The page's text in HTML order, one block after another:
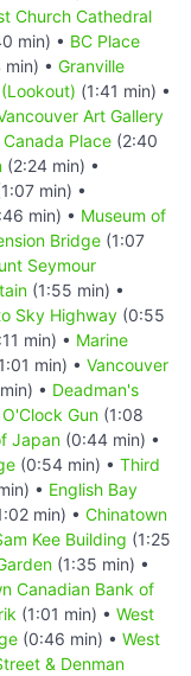
Church Cathedral
min) • BC Place
• Granville
(1:41 min) •
Art Gallery
Canada Place (2:40
(2:24 min) •
min) •
min) • Museum of
Bridge (1:07
Seymour
(1:55 min) •
Sky Highway (0:55
min) • Marine
min) • Vancouver
• Deadman's
Gun (1:08
Japan (0:44 min) •
(0:54 min) • Third
• English Bay
min) • Chinatown
Kee Building (1:25
(1:35 min) •
Canadian Bank of
(1:01 min) • West
(0:46 min) • West
& Denman